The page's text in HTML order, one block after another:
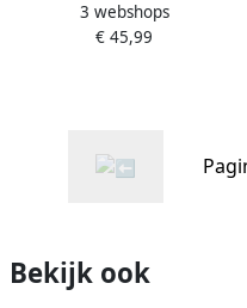
handmixer HMP40.000GY
Grijs Alles in één
[onderdeel GO collectie]
3 webshops
€ 45,99
Bekijk ook